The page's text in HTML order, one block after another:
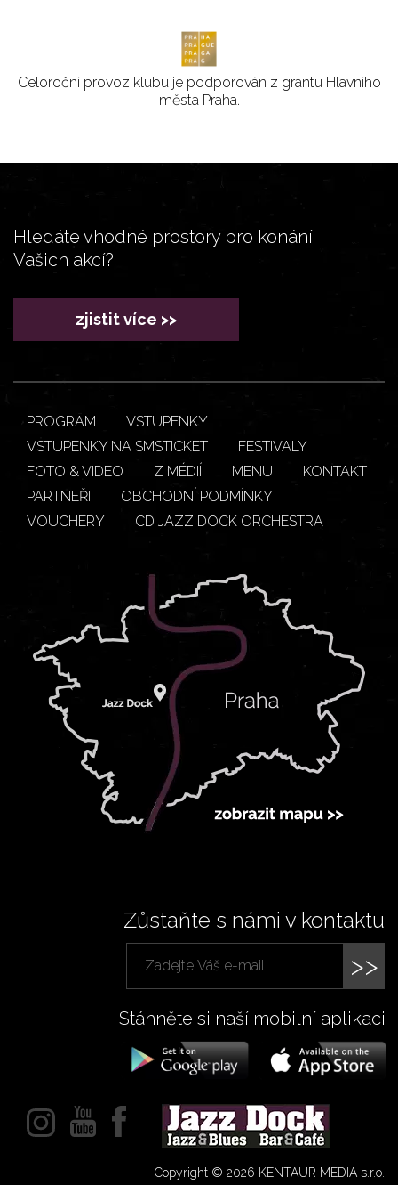
Celoroční provoz klubu je podporován z grantu Hlavního
města Praha.
Hledáte vhodné prostory pro konání
Vašich akcí?
zjistit více >>
PROGRAM
VSTUPENKY
VSTUPENKY NA SMSTICKET
FESTIVALY
FOTO & VIDEO
Z MÉDIÍ MENU
KONTAKT
PARTNEŘI
OBCHODNÍ PODMÍNKY
VOUCHERY
CD JAZZ DOCK ORCHESTRA
Zůstaňte s námi v kontaktu
>>
Stáhněte si naší mobilní aplikaci
Copyright © 2026 KENTAUR MEDIA s.r.o.